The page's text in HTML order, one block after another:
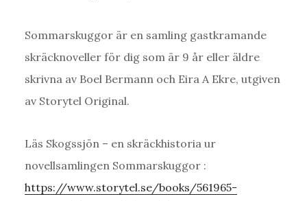
Sommarskuggor är en samling gastkramande
skräcknoveller för dig som är 9 år eller äldre
skrivna av Boel Bermann och Eira A Ekre, utgiven
av Storytel Original.
Läs Skogssjön – en skräckhistoria ur
novellsamlingen Sommarskuggor :
https://www.storytel.se/books/561965-